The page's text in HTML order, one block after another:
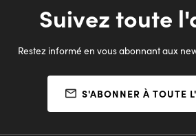
Suivez toute
Restez informé en vous abonnant aux
S'ABONNER À TOUTE